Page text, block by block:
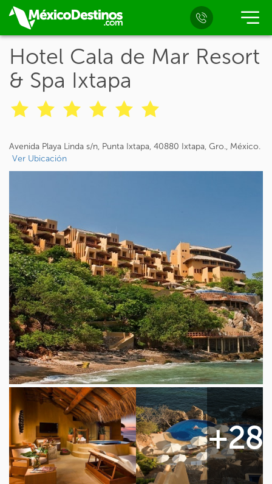
Hotel Cala de Mar Resort
& Spa Ixtapa
Avenida Playa Linda s/n, Punta Ixtapa, 40880 Ixtapa, Gro., México.
Ver Ubicación
+28